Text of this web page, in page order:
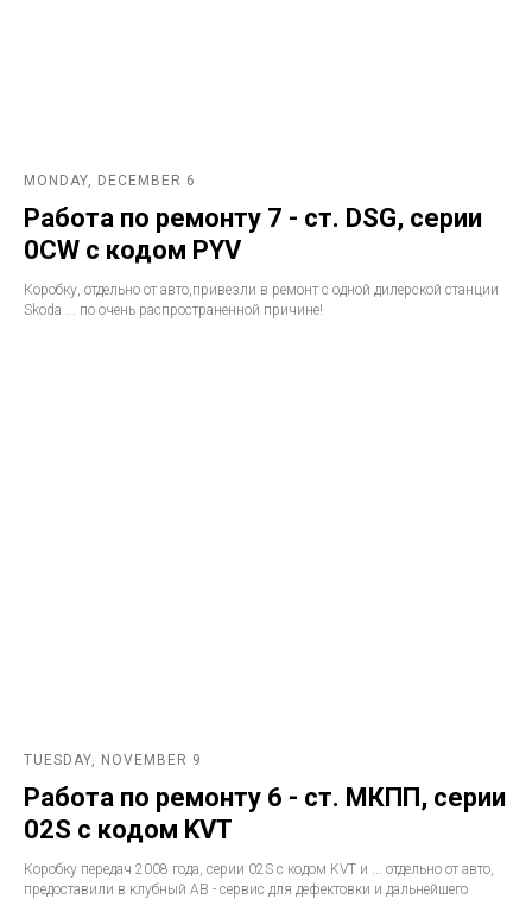
MONDAY, DECEMBER 6
Работа по ремонту 7 - ст. DSG, серии
0CW с кодом PYV
Коробку, отдельно от авто,привезли в ремонт с одной дилерской станции
Skoda ... по очень распространенной причине!
TUESDAY, NOVEMBER 9
Работа по ремонту 6 - ст. МКПП, серии
02S с кодом KVT
Коробку передач 2008 года, серии 02S с кодом KVT и ... отдельно от авто,
предоставили в клубный АВ - сервис для дефектовки и дальнейшего